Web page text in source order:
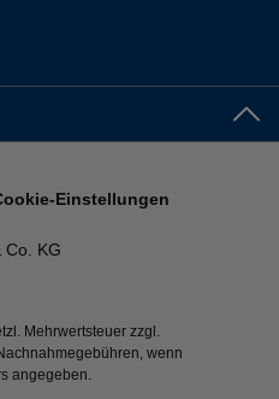
Co. KG
Einstellungen
Mehrwertsteuer zzgl.
wenn
angegeben.